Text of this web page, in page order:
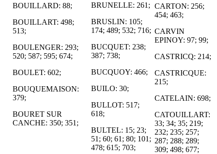
BOUILLARD: 88;
BOUILLART: 498;
513;
BOULENGER: 293;
520; 587; 595; 674;
BOULET: 602;
BOUQUEMAISON:
379;
BOURET SUR
CANCHE: 350; 351;
BRUNELLE: 261;
BRUSLIN: 105;
174; 489; 532; 716;
BUCQUET: 238;
387; 738;
BUCQUOY: 466;
BUILO: 30;
BULLOT: 517;
618;
BULTEL: 15; 23;
51; 60; 61; 80; 101;
478; 615; 703;
CARTON: 256;
454; 463;
CARVIN
EPINOY: 97; 99;
CASTRICQ: 214;
CASTRICQUE:
215;
CATELAIN: 698;
CATOUILLART:
33; 34; 35; 219;
232; 235; 257;
287; 288; 289;
309; 498; 677;